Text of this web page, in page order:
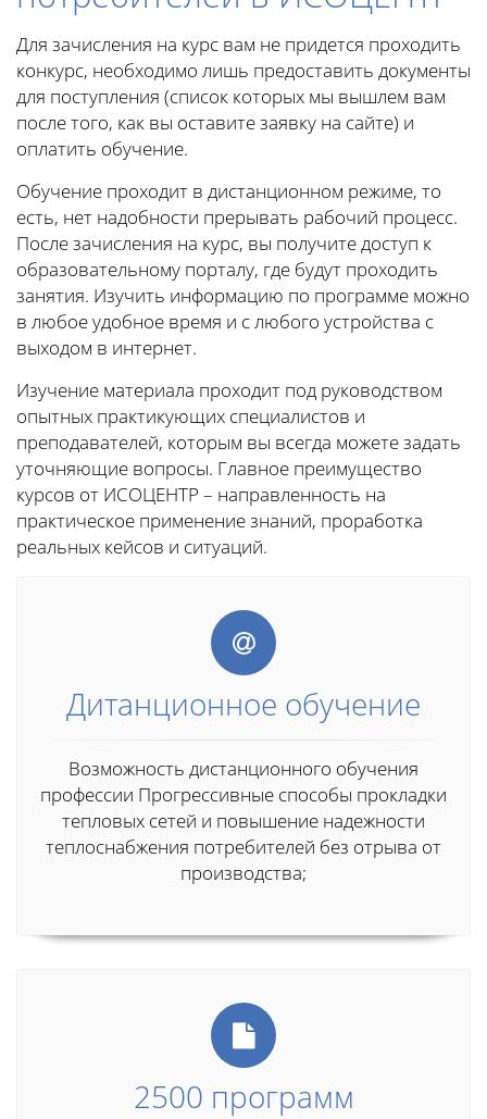
Для зачисления на курс вам не придется проходить
конкурс, необходимо лишь предоставить документы
для поступления (список которых мы вышлем вам
после того, как вы оставите заявку на сайте) и
оплатить обучение.
Обучение проходит в дистанционном режиме, то
есть, нет надобности прерывать рабочий процесс.
После зачисления на курс, вы получите доступ к
образовательному порталу, где будут проходить
занятия. Изучить информацию по программе можно
в любое удобное время и с любого устройства с
выходом в интернет.
Изучение материала проходит под руководством
опытных практикующих специалистов и
преподавателей, которым вы всегда можете задать
уточняющие вопросы. Главное преимущество
курсов от ИСОЦЕНТР – направленность на
практическое применение знаний, проработка
реальных кейсов и ситуаций.
Дитанционное обучение
Возможность дистанционного обучения
профессии Прогрессивные способы прокладки
тепловых сетей и повышение надежности
теплоснабжения потребителей без отрыва от
производства;
2500 программ